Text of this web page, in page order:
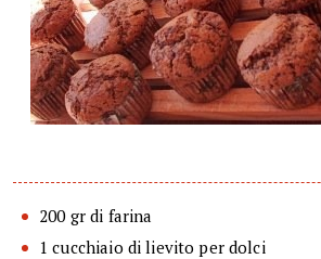
200 gr di farina
1 cucchiaio di lievito per dolci